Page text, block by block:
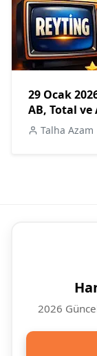
29 Ocak
AB, Total ve
Talha Azam
2026